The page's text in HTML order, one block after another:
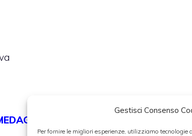
Gestisci Consenso
Per fornire le migliori esperienze, utilizziamo tecnologie
DI CIPOLLE DI TROPEA